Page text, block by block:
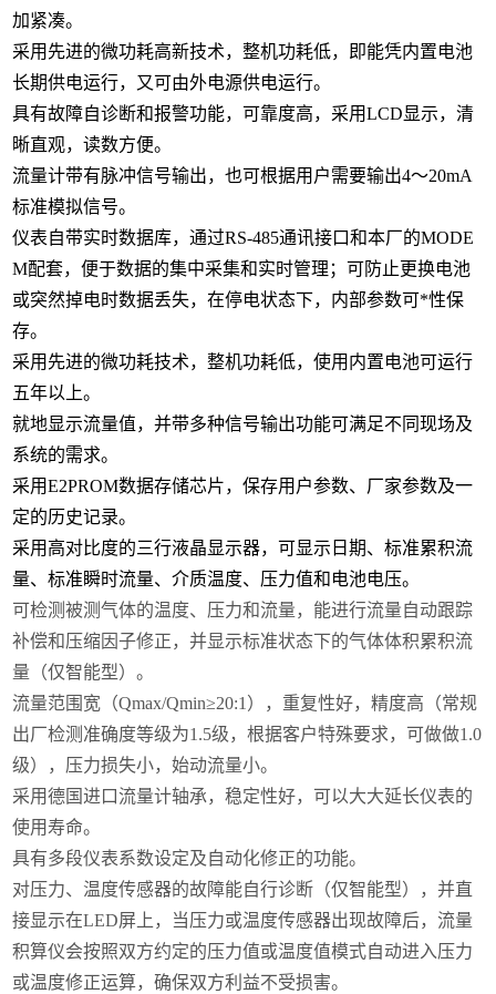
加紧凑。
采用先进的微功耗高新技术，整机功耗低，即能凭内置电池
长期供电运行，又可由外电源供电运行。
具有故障自诊断和报警功能，可靠度高，采用LCD显示，清
晰直观，读数方便。
流量计带有脉冲信号输出，也可根据用户需要输出4～20mA
标准模拟信号。
仪表自带实时数据库，通过RS-485通讯接口和本厂的MODE
M配套，便于数据的集中采集和实时管理；可防止更换电池
或突然掉电时数据丢失，在停电状态下，内部参数可*性保
存。
采用先进的微功耗技术，整机功耗低，使用内置电池可运行
五年以上。
就地显示流量值，并带多种信号输出功能可满足不同现场及
系统的需求。
采用E2PROM数据存储芯片，保存用户参数、厂家参数及一
定的历史记录。
采用高对比度的三行液晶显示器，可显示日期、标准累积流
量、标准瞬时流量、介质温度、压力值和电池电压。
可检测被测气体的温度、压力和流量，能进行流量自动跟踪
补偿和压缩因子修正，并显示标准状态下的气体体积累积流
量（仅智能型）。
流量范围宽（Qmax/Qmin≥20:1），重复性好，精度高（常规
出厂检测准确度等级为1.5级，根据客户特殊要求，可做做1.0
级），压力损失小，始动流量小。
采用德国进口流量计轴承，稳定性好，可以大大延长仪表的
使用寿命。
具有多段仪表系数设定及自动化修正的功能。
对压力、温度传感器的故障能自行诊断（仅智能型），并直
接显示在LED屏上，当压力或温度传感器出现故障后，流量
积算仪会按照双方约定的压力值或温度值模式自动进入压力
或温度修正运算，确保双方利益不受损害。